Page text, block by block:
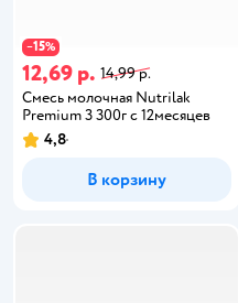
−15%
12,69 р. 14,99 р.
Смесь молочная Nutrilak
Premium 3 300г с 12месяцев
4,8
В корзину